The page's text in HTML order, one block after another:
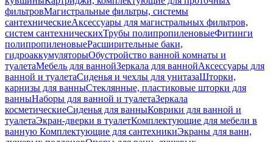
фильтровМагистральные фильтры, системы
сантехническиеАксессуары для магистральных фильтров,
систем сантехническихТрубы полипропиленовыеФитинги
полипропиленовыеРасширительные баки,
гидроаккумуляторыОбустройство ванной комнаты и
туалетаМебель для ваннойЗеркала для ваннойАксессуары для
ванной и туалетаСиденья и чехлы для унитазаШторки,
карнизы для ванныСтеклянные, пластиковые шторки для
ванныНаборы для ванной и туалетаЗеркала
косметическиеСиденья для ванныКоврики для ванной и
туалетаЭкран-дверки в туалетКомплектующие для мебели в
ванную Комплектующие для сантехникиЭкраны для ванн,